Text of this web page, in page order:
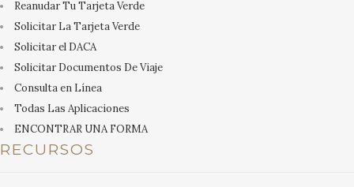
Reanudar Tu Tarjeta Verde
Solicitar La Tarjeta Verde
Solicitar el DACA
Solicitar Documentos De Viaje
Consulta en Línea
Todas Las Aplicaciones
ENCONTRAR UNA FORMA
RECURSOS